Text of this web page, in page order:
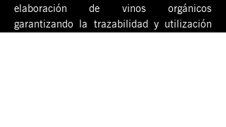
elaboración de vinos orgánicos
garantizando la trazabilidad y utilización